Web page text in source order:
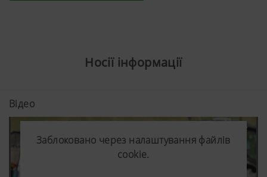
Більше інфо
Аналіз та статистика
Носії інформації
Відео
Заблоковано через налаштування файлів
cookie.
Заблоковано через налаштування файлів
cookie.
Заблоковано через налаштування файлів
cookie.